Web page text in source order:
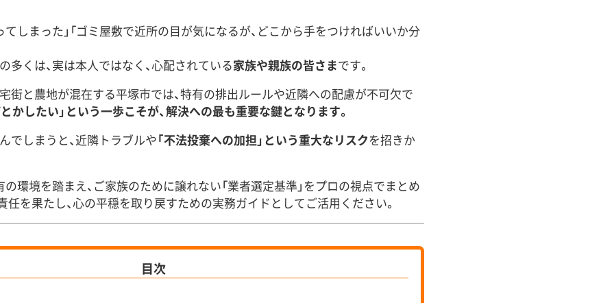
てしまった」「ゴミ屋敷で近所の目が気になるが、どこから手をつければいいか分
多くは、実は本人ではなく、心配されている家族や親族の皆さまです。
街と農地が混在する平塚市では、特有の排出ルールや近隣への配慮が不可欠で
とかしたい」という一歩こそが、解決への最も重要な鍵となります。
でしまうと、近隣トラブルや「不法投棄への加担」という重大なリスクを招きか
環境を踏まえ、ご家族のために譲れない「業者選定基準」をプロの視点でまとめ
任を果たし、心の平穏を取り戻すための実務ガイドとしてご活用ください。
目次